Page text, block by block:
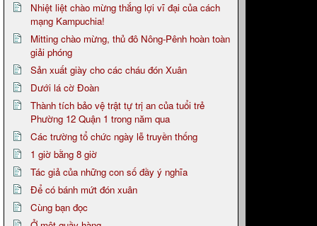
Nhiệt liệt chào mừng thắng lợi vĩ đại của cách
mạng Kampuchia!
Mitting chào mừng, thủ đô Nông-Pênh hoàn toàn
giải phóng
Sản xuất giày cho các cháu đón Xuân
Dưới lá cờ Đoàn
Thành tích bảo vệ trật tự trị an của tuổi trẻ
Phường 12 Quận 1 trong năm qua
Các trường tổ chức ngày lễ truyền thống
1 giờ bằng 8 giờ
Tác giả của những con số đầy ý nghĩa
Để có bánh mứt đón xuân
Cùng bạn đọc